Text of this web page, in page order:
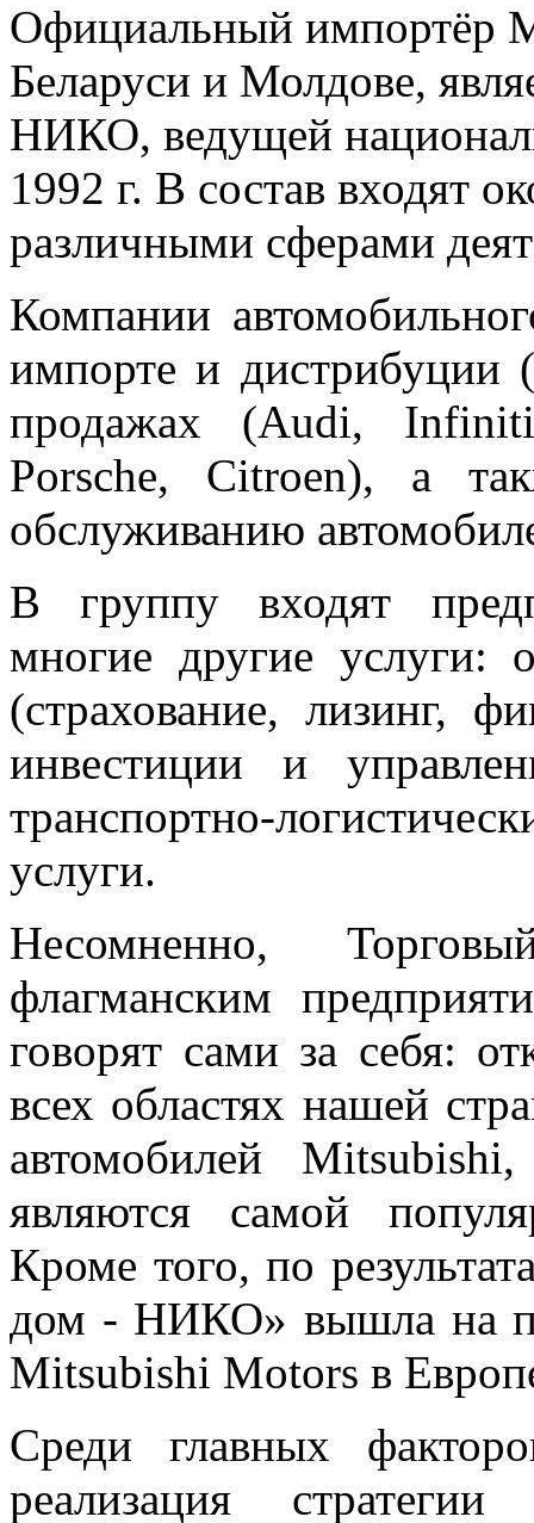
Официальный импортёр
Беларуси и Молдове,
НИКО, ведущей
1992 г. В состав входят
различными сферами
Компании
импорте и
продажах (Audi,
Porsche, Citroen), а
обслуживанию
В группу входят
многие другие услуги:
(страхование, лизинг,
инвестиции и
транспортно-
услуги.
Несомненно,
флагманским
говорят сами за себя:
всех областях нашей
автомобилей
являются самой
Кроме того, по
дом - НИКО» вышла на
Mitsubishi Motors в
Среди главных
реализация